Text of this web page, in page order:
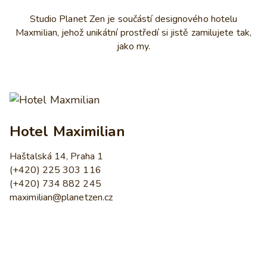
Studio Planet Zen je součástí designového hotelu
Maxmilian, jehož unikátní prostředí si jistě zamilujete tak,
jako my.
Hotel Maximilian
Haštalská 14, Praha 1
(+420) 225 303 116
(+420) 734 882 245
maximilian@planetzen.cz